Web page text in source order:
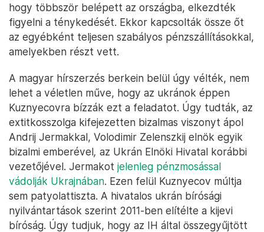
hogy többször belépett az országba, elkezdték
figyelni a ténykedését. Ekkor kapcsolták össze őt
az egyébként teljesen szabályos pénzszállításokkal,
amelyekben részt vett.
A magyar hírszerzés berkein belül úgy vélték, nem
lehet a véletlen műve, hogy az ukránok éppen
Kuznyecovra bízzák ezt a feladatot. Úgy tudták, az
extitkosszolga kifejezetten bizalmas viszonyt ápol
Andrij Jermakkal, Volodimir Zelenszkij elnök egyik
bizalmi emberével, az Ukrán Elnöki Hivatal korábbi
vezetőjével. Jermakot jelenleg pénzmosással
vádolják Ukrajnában. Ezen felül Kuznyecov múltja
sem patyolattiszta. A hivatalos ukrán bírósági
nyilvántartások szerint 2011-ben elítélte a kijevi
bíróság. Úgy tudjuk, hogy az IH által összegyűjtött